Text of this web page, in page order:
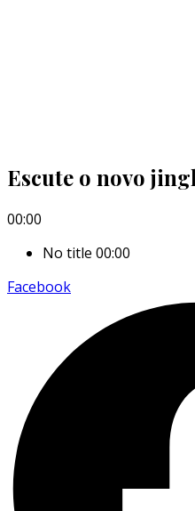
Escute o novo
00:00
No title 00:00
Facebook